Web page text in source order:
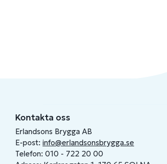
Kontakta oss
Erlandsons Brygga AB
E-post: info@erlandsonsbrygga.se
Telefon: 010 - 722 20 00